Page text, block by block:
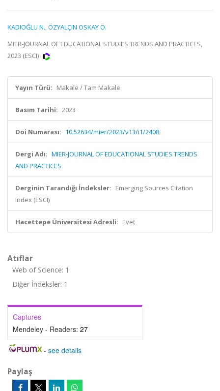
KADIOĞLU N.,ÖZYALÇIN OSKAY Ö.
MIER-JOURNAL OF EDUCATIONAL STUDIES TRENDS AND PRACTICES,
2023 (ESCI)
Yayın Türü: Makale / Tam Makale
Basım Tarihi: 2023
Doi Numarası: 10.52634/mier/2023/v13/i1/2408
Dergi Adı: MIER-JOURNAL OF EDUCATIONAL STUDIES TRENDS
AND PRACTICES
Derginin Tarandığı İndeksler: Emerging Sources Citation
Index (ESCI)
Hacettepe Üniversitesi Adresli: Evet
Atıflar
Web of Science: 1
Diğer İndeksler: 1
Captures
Mendeley - Readers: 27
- see details
Paylaş